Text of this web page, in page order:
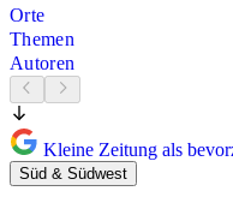
Orte
Themen
Autoren
Kleine Zeitung als
Süd & Südwest